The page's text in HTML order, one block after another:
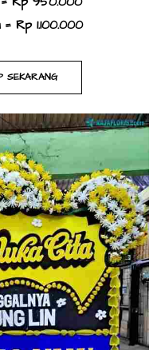
Rp 1.100.000
SEKARANG